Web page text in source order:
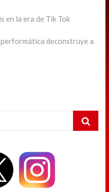
en la era de Tik Tok
deconstruye a
Search